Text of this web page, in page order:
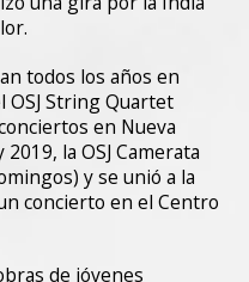
todos los años en
OSJ String Quartet
en Nueva
la OSJ Camerata
y se unió a la
concierto en el Centro
de jóvenes